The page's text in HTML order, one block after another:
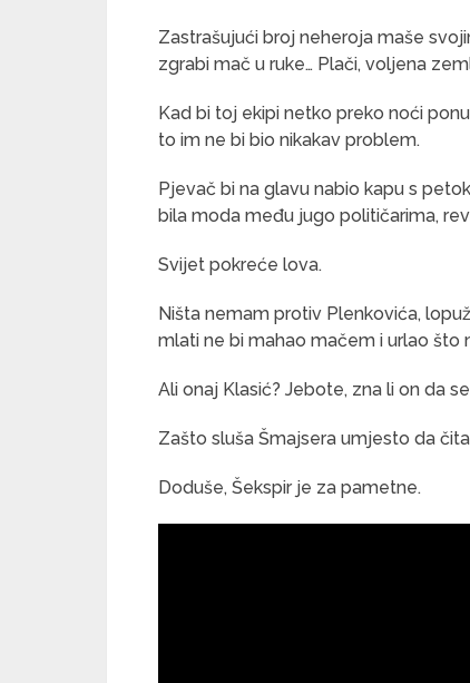
Zastrašujući broj neheroja maše
zgrabi mač u ruke… Plači, voljena
Kad bi toj ekipi netko preko noći
to im ne bi bio nikakav problem.
Pjevač bi na glavu nabio kapu s
bila moda među jugo političarima,
Svijet pokreće lova.
Ništa nemam protiv Plenkovića,
mlati ne bi mahao mačem i urlao što
Ali onaj Klasić? Jebote, zna li on da
Zašto sluša Šmajsera umjesto da
Doduše, Šekspir je za pametne.